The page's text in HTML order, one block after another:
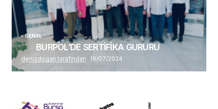
GENEL
BURPOL’DE SERTİFİKA GURURU
denizdogan tarafından 19/07/2024